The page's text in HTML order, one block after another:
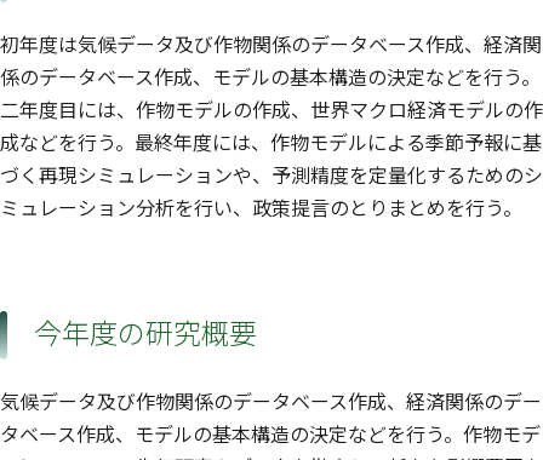
初年度は気候データ及び作物関係のデータベース作成、経済関
係のデータベース作成、モデルの基本構造の決定などを行う。
二年度目には、作物モデルの作成、世界マクロ経済モデルの作
成などを行う。最終年度には、作物モデルによる季節予報に基
づく再現シミュレーションや、予測精度を定量化するためのシ
ミュレーション分析を行い、政策提言のとりまとめを行う。
今年度の研究概要
気候データ及び作物関係のデータベース作成、経済関係のデー
タベース作成、モデルの基本構造の決定などを行う。作物モデ